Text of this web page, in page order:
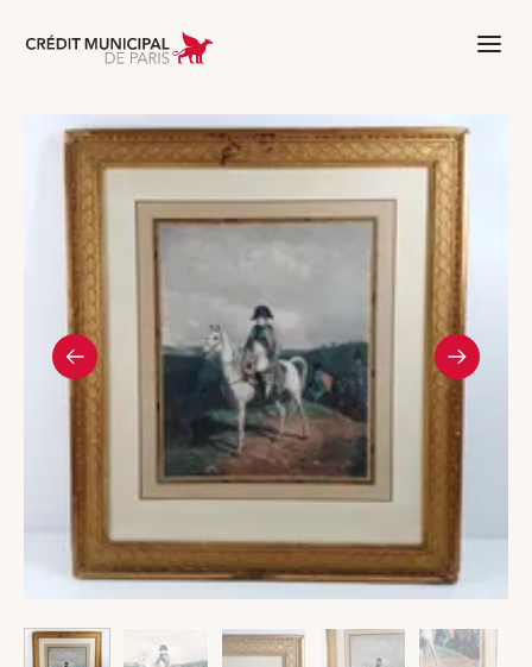
Aller à l'accueil de Crédit Municipal